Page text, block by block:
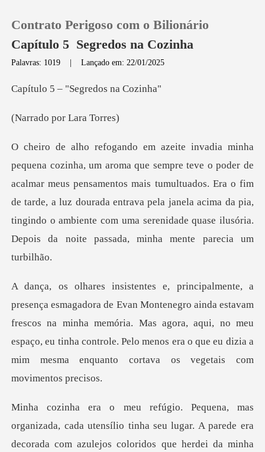
Loja
Baixar App
Contrato Perigoso com o Bilionário
Capítulo 5 Segredos na Cozinha
Palavras: 1019 |Lançado em: 22/01/2025
– "Segredos
por Lar
ar meus pensamentos mais tumultuados. Era o fim
de tarde, a luz dourada entrava pela janela acima da pia,
tin
inda estavam
frescos na minha memória. Mas agora, aqui, no meu
espaço, eu tinha controle. Pel
da com azulejos coloridos que herdei da minha